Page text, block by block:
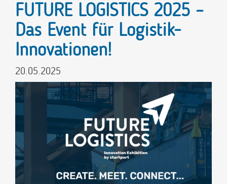
FUTURE LOGISTICS 2025 –
Das Event für Logistik-
Innovationen!
20.05.2025